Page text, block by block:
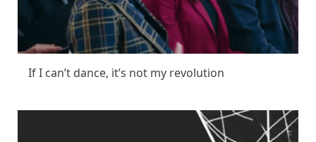
If I can’t dance, it’s not my revolution